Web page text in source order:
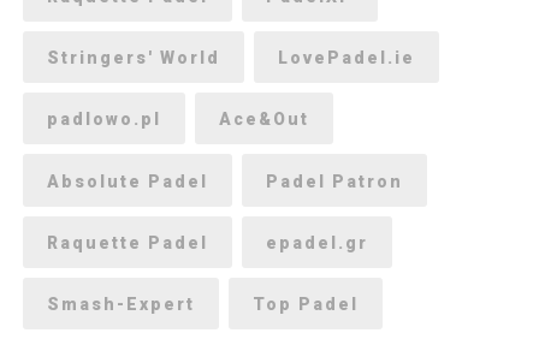
Stringers' World LovePadel.ie
padlowo.pl Ace&Out
Absolute Padel Padel Patron
Raquette Padel epadel.gr
Smash-Expert Top Padel